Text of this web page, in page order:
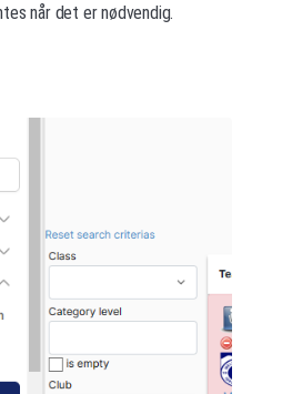
når det er nødvendig.